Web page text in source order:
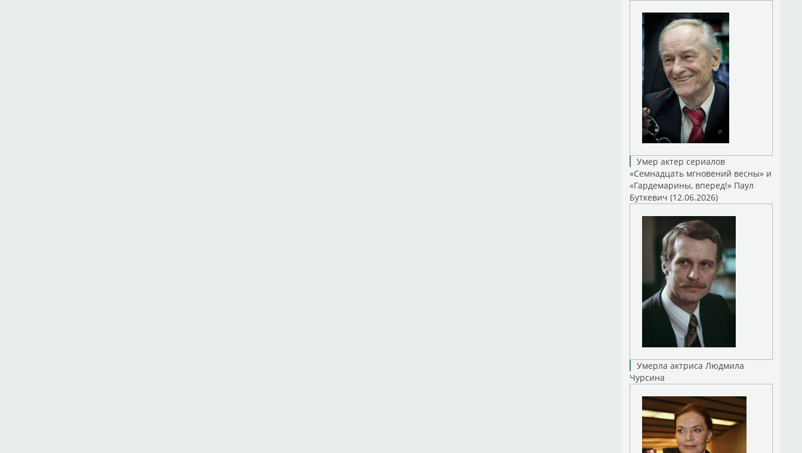
Умер актер сериалов
«Семнадцать мгновений весны» и
«Гардемарины, вперед!» Паул
Буткевич (12.06.2026)
Умерла актриса Людмила
Чурсина